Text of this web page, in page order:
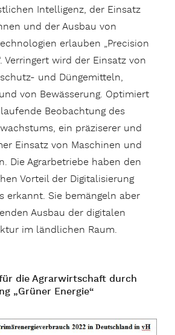
Intelligenz, der Einsatz
und der Ausbau von
erlauben „Precision
Verringert wird der Einsatz von
und Düngemitteln,
von Bewässerung. Optimiert
Beobachtung des
ein präziserer und
Einsatz von Maschinen und
Die Agrarbetriebe haben den
Vorteil der Digitalisierung
erkannt. Sie bemängeln aber
Ausbau der digitalen
im ländlichen Raum.
die Agrarwirtschaft durch
„Grüner Energie“